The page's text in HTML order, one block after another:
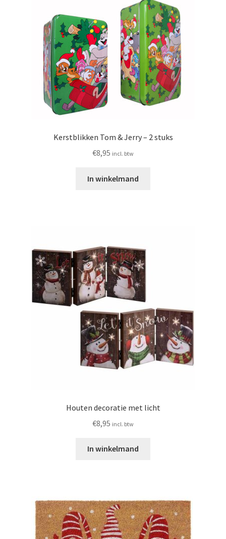
Kerstblikken Tom & Jerry – 2 stuks
€8,95 incl. btw
In winkelmand
Houten decoratie met licht
€8,95 incl. btw
In winkelmand